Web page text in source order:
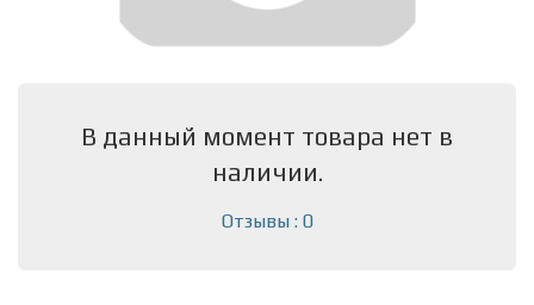
В данный момент товара нет в
наличии.
Отзывы : 0